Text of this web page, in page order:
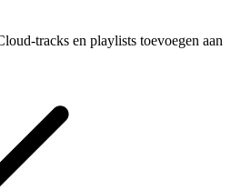
tracks en playlists toevoegen aan